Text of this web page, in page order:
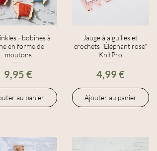
rapide
- bobines à
en forme de
moutons
Prix
9,95 €
au panier
Aperçu rapide
Jauge à aiguilles et
crochets "Éléphant rose"
KnitPro
Prix
4,99 €
Ajouter au panier